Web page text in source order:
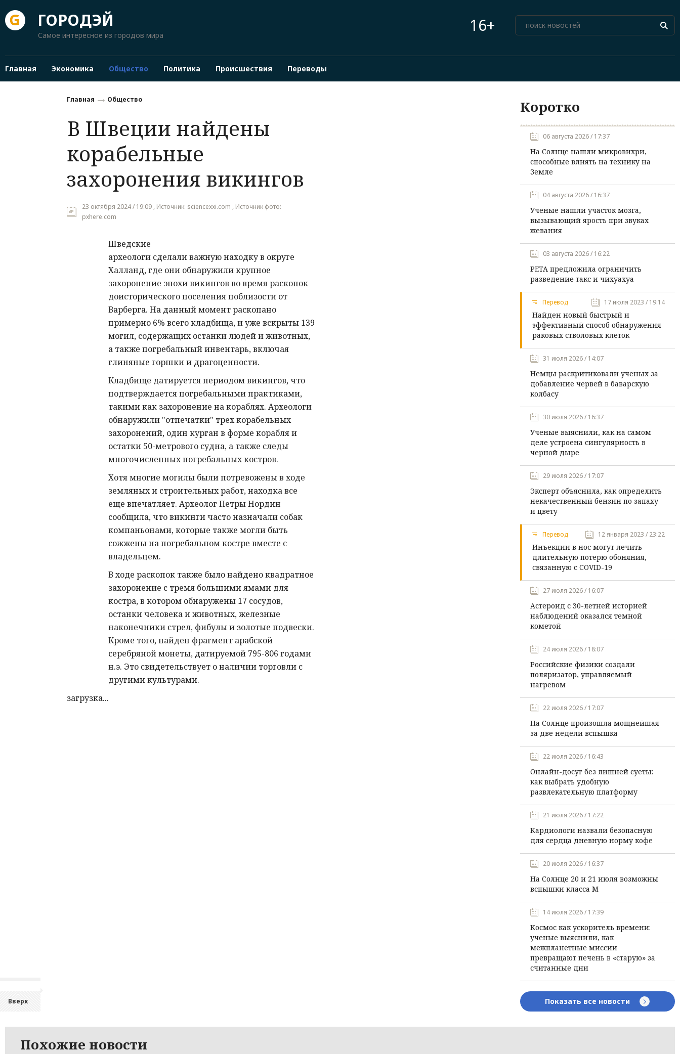
ГОРОДЭЙ
Самое интересное из городов мира 16+
Главная Экономика Общество Политика Происшествия Переводы
Вверх
Главная Общество
В Швеции найдены
корабельные
захоронения викингов
23 октября 2024 / 19:09 , Источник: sciencexxi.com , Источник фото:
pxhere.com
Шведские
археологи сделали важную находку в округе
Халланд, где они обнаружили крупное
захоронение эпохи викингов во время раскопок
доисторического поселения поблизости от
Варберга. На данный момент раскопано
примерно 6% всего кладбища, и уже вскрыты 139
могил, содержащих останки людей и животных,
а также погребальный инвентарь, включая
глиняные горшки и драгоценности.
Кладбище датируется периодом викингов, что
подтверждается погребальными практиками,
такими как захоронение на кораблях. Археологи
обнаружили "отпечатки" трех корабельных
захоронений, один курган в форме корабля и
остатки 50-метрового судна, а также следы
многочисленных погребальных костров.
Хотя многие могилы были потревожены в ходе
земляных и строительных работ, находка все
еще впечатляет. Археолог Петры Нордин
сообщила, что викинги часто назначали собак
компаньонами, которые также могли быть
сожжены на погребальном костре вместе с
владельцем.
В ходе раскопок также было найдено квадратное
захоронение с тремя большими ямами для
костра, в котором обнаружены 17 сосудов,
останки человека и животных, железные
наконечники стрел, фибулы и золотые подвески.
Кроме того, найден фрагмент арабской
серебряной монеты, датируемой 795-806 годами
н.э. Это свидетельствует о наличии торговли с
другими культурами.
загрузка...
Коротко
06 августа 2026 / 17:37
На Солнце нашли микровихри,
способные влиять на технику на
Земле
04 августа 2026 / 16:37
Ученые нашли участок мозга,
вызывающий ярость при звуках
жевания
03 августа 2026 / 16:22
PETA предложила ограничить
разведение такс и чихуахуа
Перевод 17 июля 2023 / 19:14
Найден новый быстрый и
эффективный способ обнаружения
раковых стволовых клеток
31 июля 2026 / 14:07
Немцы раскритиковали ученых за
добавление червей в баварскую
колбасу
30 июля 2026 / 16:37
Ученые выяснили, как на самом
деле устроена сингулярность в
черной дыре
29 июля 2026 / 17:07
Эксперт объяснила, как определить
некачественный бензин по запаху
и цвету
Перевод 12 января 2023 / 23:22
Инъекции в нос могут лечить
длительную потерю обоняния,
связанную с COVID-19
27 июля 2026 / 16:07
Астероид с 30-летней историей
наблюдений оказался темной
кометой
24 июля 2026 / 18:07
Российские физики создали
поляризатор, управляемый
нагревом
22 июля 2026 / 17:07
На Солнце произошла мощнейшая
за две недели вспышка
22 июля 2026 / 16:43
Онлайн-досуг без лишней суеты:
как выбрать удобную
развлекательную платформу
21 июля 2026 / 17:22
Кардиологи назвали безопасную
для сердца дневную норму кофе
20 июля 2026 / 16:37
На Солнце 20 и 21 июля возможны
вспышки класса М
14 июля 2026 / 17:39
Космос как ускоритель времени:
ученые выяснили, как
межпланетные миссии
превращают печень в «старую» за
считанные дни
Показать все новости
Похожие новости